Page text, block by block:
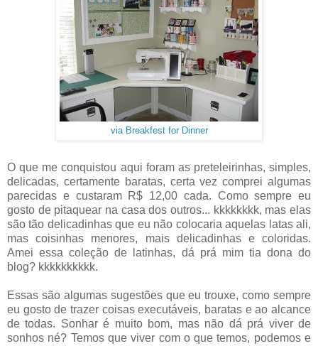
via Breakfest for Dinner
O que me conquistou aqui foram as preteleirinhas, simples,
delicadas, certamente baratas, certa vez comprei algumas
parecidas e custaram R$ 12,00 cada. Como sempre eu
gosto de pitaquear na casa dos outros... kkkkkkkk, mas elas
são tão delicadinhas que eu não colocaria aquelas latas ali,
mas coisinhas menores, mais delicadinhas e coloridas.
Amei essa coleção de latinhas, dá prá mim tia dona do
blog? kkkkkkkkkk.
Essas são algumas sugestões que eu trouxe, como sempre
eu gosto de trazer coisas executáveis, baratas e ao alcance
de todas. Sonhar é muito bom, mas não dá prá viver de
sonhos né? Temos que viver com o que temos, podemos e